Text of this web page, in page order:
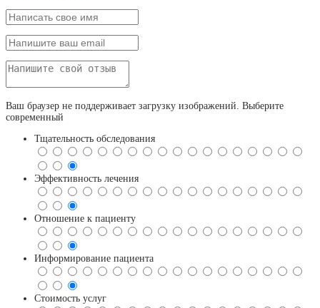
Ваш браузер не поддерживает загрузку изображений. Выберите
современный
Тщательность обследования
Эффективность лечения
Отношение к пациенту
Информирование пациента
Стоимость услуг